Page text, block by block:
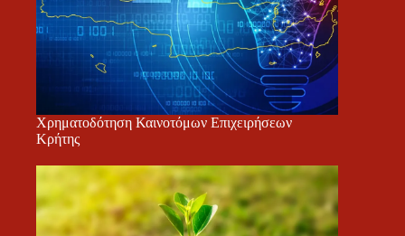
Χρηματοδότηση Καινοτόμων Επιχειρήσεων
Κρήτης